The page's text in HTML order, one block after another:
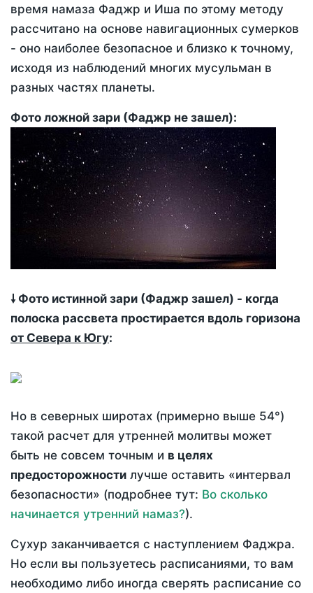
время намаза Фаджр и Иша по этому методу
рассчитано на основе навигационных сумерков
- оно наиболее безопасное и близко к точному,
исходя из наблюдений многих мусульман в
разных частях планеты.
Фото ложной зари (Фаджр не зашел):
🠗 Фото истинной зари (Фаджр зашел) - когда
полоска рассвета простирается вдоль горизона
от Севера к Югу:
Но в северных широтах (примерно выше 54°)
такой расчет для утренней молитвы может
быть не совсем точным и в целях
предосторожности лучше оставить «интервал
безопасности» (подробнее тут: Во сколько
начинается утренний намаз?).
Сухур заканчивается с наступлением Фаджра.
Но если вы пользуетесь расписаниями, то вам
необходимо либо иногда сверять расписание со